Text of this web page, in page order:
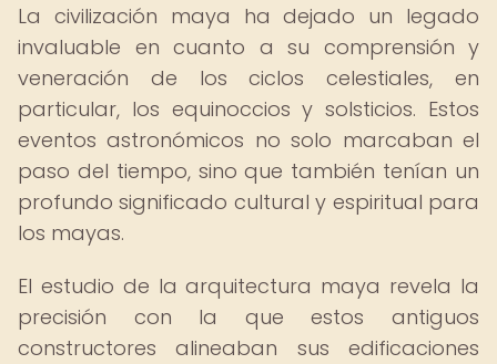
La civilización maya ha dejado un legado
invaluable en cuanto a su comprensión y
veneración de los ciclos celestiales, en
particular, los equinoccios y solsticios. Estos
eventos astronómicos no solo marcaban el
paso del tiempo, sino que también tenían un
profundo significado cultural y espiritual para
los mayas.
El estudio de la arquitectura maya revela la
precisión con la que estos antiguos
constructores alineaban sus edificaciones